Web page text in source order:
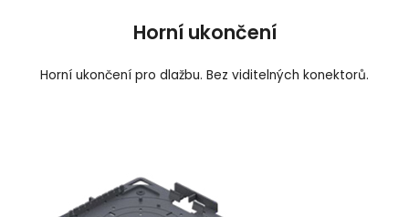
Horní ukončení
Horní ukončení pro dlažbu. Bez viditelných konektorů.